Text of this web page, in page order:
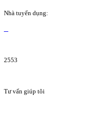
Nhà tuyển dụng:
2553
Tư vấn giúp tôi